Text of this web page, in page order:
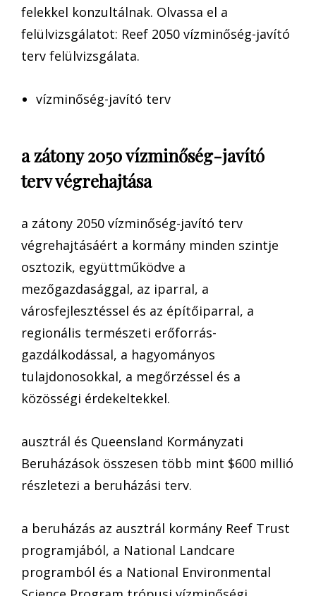
felekkel konzultálnak. Olvassa el a
felülvizsgálatot: Reef 2050 vízminőség-javító
terv felülvizsgálata.
vízminőség-javító terv
a zátony 2050 vízminőség-javító
terv végrehajtása
a zátony 2050 vízminőség-javító terv
végrehajtásáért a kormány minden szintje
osztozik, együttműködve a
mezőgazdasággal, az iparral, a
városfejlesztéssel és az építőiparral, a
regionális természeti erőforrás-
gazdálkodással, a hagyományos
tulajdonosokkal, a megőrzéssel és a
közösségi érdekeltekkel.
ausztrál és Queensland Kormányzati
Beruházások összesen több mint $600 millió
részletezi a beruházási terv.
a beruházás az ausztrál kormány Reef Trust
programjából, a National Landcare
programból és a National Environmental